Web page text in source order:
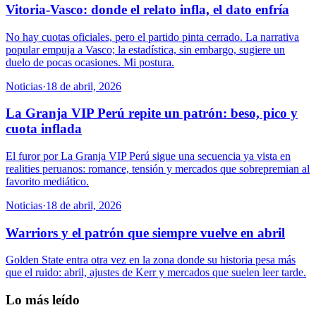
Vitoria-Vasco: donde el relato infla, el dato enfría
No hay cuotas oficiales, pero el partido pinta cerrado. La narrativa
popular empuja a Vasco; la estadística, sin embargo, sugiere un
duelo de pocas ocasiones. Mi postura.
Noticias·18 de abril, 2026
La Granja VIP Perú repite un patrón: beso, pico y
cuota inflada
El furor por La Granja VIP Perú sigue una secuencia ya vista en
realities peruanos: romance, tensión y mercados que sobrepremian al
favorito mediático.
Noticias·18 de abril, 2026
Warriors y el patrón que siempre vuelve en abril
Golden State entra otra vez en la zona donde su historia pesa más
que el ruido: abril, ajustes de Kerr y mercados que suelen leer tarde.
Lo más leído